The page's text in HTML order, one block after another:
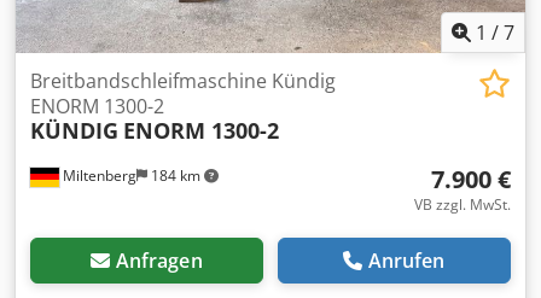
1 /7
Miltenberg 184 km
Breitbandschleifmaschine Kündig
ENORM 1300-2
KÜNDIG ENORM 1300-2
7.900 €
VB zzgl. MwSt.
Anfragen Anrufen